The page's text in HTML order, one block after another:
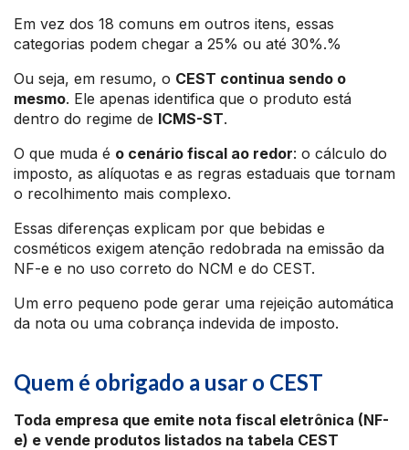
Em vez dos 18 comuns em outros itens, essas
categorias podem chegar a 25% ou até 30%.%
Ou seja, em resumo, o CEST continua sendo o
mesmo. Ele apenas identifica que o produto está
dentro do regime de ICMS-ST.
O que muda é o cenário fiscal ao redor: o cálculo do
imposto, as alíquotas e as regras estaduais que tornam
o recolhimento mais complexo.
Essas diferenças explicam por que bebidas e
cosméticos exigem atenção redobrada na emissão da
NF-e e no uso correto do NCM e do CEST.
Um erro pequeno pode gerar uma rejeição automática
da nota ou uma cobrança indevida de imposto.
Quem é obrigado a usar o CEST
Toda empresa que emite nota fiscal eletrônica (NF-
e) e vende produtos listados na tabela CEST